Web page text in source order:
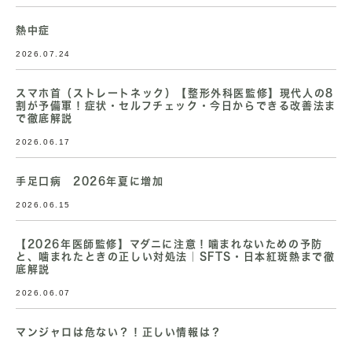
熱中症
2026.07.24
スマホ首（ストレートネック）【整形外科医監修】現代人の8
割が予備軍！症状・セルフチェック・今日からできる改善法ま
で徹底解説
2026.06.17
手足口病 2026年夏に増加
2026.06.15
【2026年医師監修】マダニに注意！噛まれないための予防
と、噛まれたときの正しい対処法｜SFTS・日本紅斑熱まで徹
底解説
2026.06.07
マンジャロは危ない？！正しい情報は？